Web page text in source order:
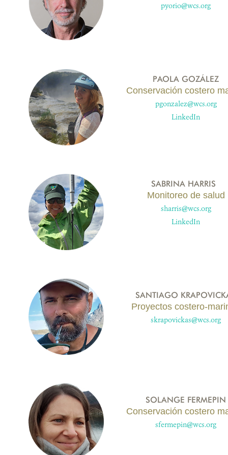
pyorio@wcs.org
PAOLA GOZÁLEZ
Conservación costero
pgonzalez@wcs.org
LinkedIn
SABRINA HARRIS
Monitoreo de salud
sharris@wcs.org
LinkedIn
SANTIAGO
Proyectos costero-
skrapovickas@wcs.org
SOLANGE FERMEPIN
Conservación costero
sfermepin@wcs.org